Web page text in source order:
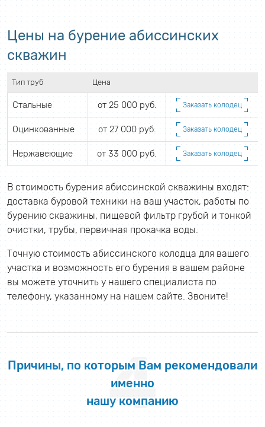
Цены на бурение абиссинских
скважин
Тип труб Цена
Стальные от 25 000 руб. Заказать колодец
Оцинкованные от 27 000 руб. Заказать колодец
Нержавеющие от 33 000 руб. Заказать колодец
В стоимость бурения абиссинской скважины входят:
доставка буровой техники на ваш участок, работы по
бурению скважины, пищевой фильтр грубой и тонкой
очистки, трубы, первичная прокачка воды.
Точную стоимость абиссинского колодца для вашего
участка и возможность его бурения в вашем районе
вы можете уточнить у нашего специалиста по
телефону, указанному на нашем сайте. Звоните!
Причины, по которым Вам рекомендовали
именно
нашу компанию
4